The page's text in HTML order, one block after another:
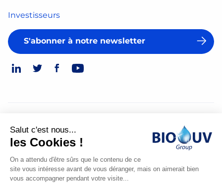
Investisseurs
S'abonner à notre newsletter
Mentions légales
Politique de confidentialité
Made
Salut c'est nous...
les Cookies !
On a attendu d'être sûrs que le contenu de ce
site vous intéresse avant de vous déranger, mais on aimerait bien
vous accompagner pendant votre visite...